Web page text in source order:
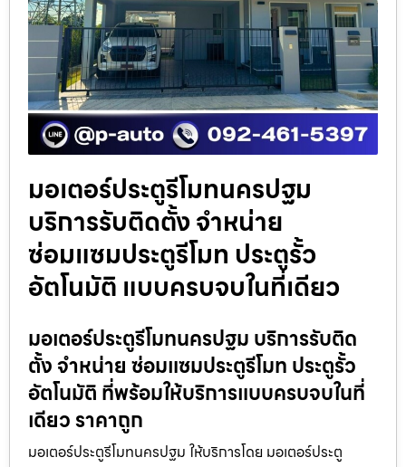
มอเตอร์ประตูรีโมทนครปฐม
บริการรับติดตั้ง จำหน่าย
ซ่อมแซมประตูรีโมท ประตูรั้ว
อัตโนมัติ แบบครบจบในที่เดียว
มอเตอร์ประตูรีโมทนครปฐม บริการรับติด
ตั้ง จำหน่าย ซ่อมแซมประตูรีโมท ประตูรั้ว
อัตโนมัติ ที่พร้อมให้บริการแบบครบจบในที่
เดียว ราคาถูก
มอเตอร์ประตูรีโมทนครปฐม ให้บริการโดย มอเตอร์ประตู